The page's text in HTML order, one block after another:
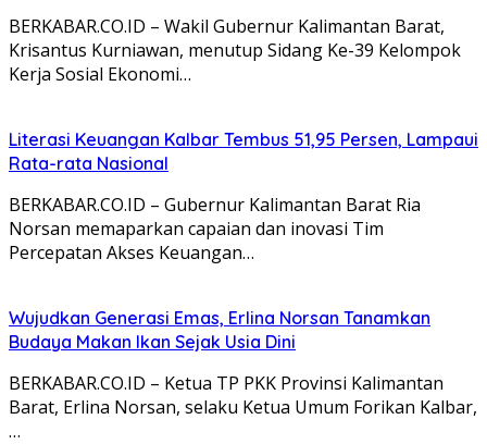
BERKABAR.CO.ID – Wakil Gubernur Kalimantan Barat,
Krisantus Kurniawan, menutup Sidang Ke-39 Kelompok
Kerja Sosial Ekonomi…
Literasi Keuangan Kalbar Tembus 51,95 Persen, Lampaui
Rata-rata Nasional
BERKABAR.CO.ID – Gubernur Kalimantan Barat Ria
Norsan memaparkan capaian dan inovasi Tim
Percepatan Akses Keuangan…
Wujudkan Generasi Emas, Erlina Norsan Tanamkan
Budaya Makan Ikan Sejak Usia Dini
BERKABAR.CO.ID – Ketua TP PKK Provinsi Kalimantan
Barat, Erlina Norsan, selaku Ketua Umum Forikan Kalbar,
…